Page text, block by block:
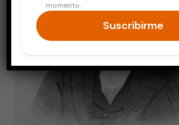
momento.
Suscribirme